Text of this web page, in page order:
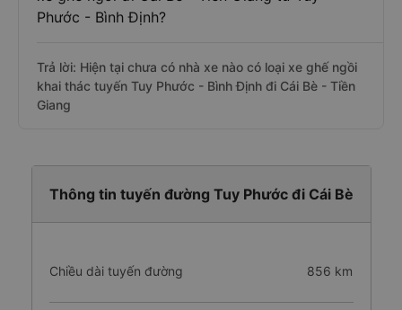
Phước - Bình Định?
Trả lời: Hiện tại chưa có nhà xe nào có loại xe ghế ngồi
khai thác tuyến Tuy Phước - Bình Định đi Cái Bè - Tiền
Giang
Thông tin tuyến đường Tuy Phước đi Cái Bè
Chiều dài tuyến đường 856 km